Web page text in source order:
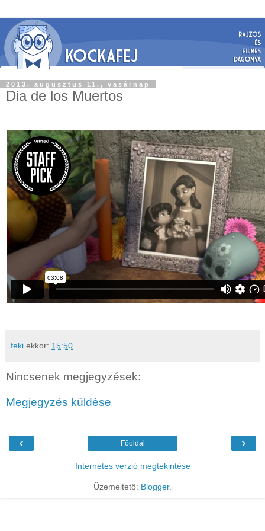
2013. augusztus 11., vasárnap
Dia de los Muertos
feki ekkor: 15:50
Nincsenek megjegyzések:
Megjegyzés küldése
‹ ›
Főoldal
Internetes verzió megtekintése
Üzemeltető: Blogger.